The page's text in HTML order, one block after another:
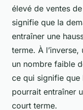
élevé de ventes
signifie que la
entraîner une
terme. À
un nombre faible
ce qui signifie que
pourrait entraîner
court terme.